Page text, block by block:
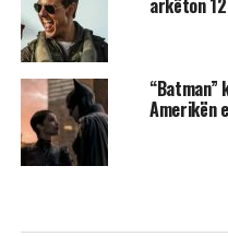
arkëton
“Batman”
Amerikën